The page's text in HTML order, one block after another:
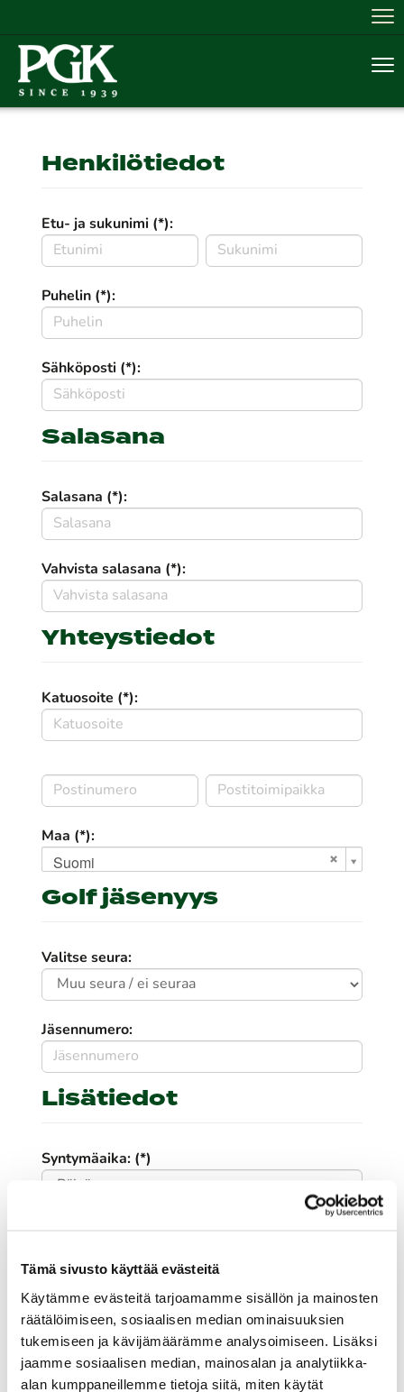
Tämä sivusto käyttää evästeitä
Käytämme evästeitä tarjoamamme sisällön ja mainosten
räätälöimiseen, sosiaalisen median ominaisuuksien
tukemiseen ja kävijämäärämme analysoimiseen. Lisäksi
jaamme sosiaalisen median, mainosalan ja analytiikka-
alan kumppaneillemme tietoja siitä, miten käytät
Henkilötiedot
Etu- ja sukunimi (*):
Puhelin (*):
Sähköposti (*):
Salasana
Salasana (*):
Vahvista salasana (*):
Yhteystiedot
Katuosoite (*):
Maa (*):
Suomi
Golf jäsenyys
Valitse seura:
Jäsennumero:
Lisätiedot
Syntymäaika: (*)
Sukupuoli:
Rekisteröidy